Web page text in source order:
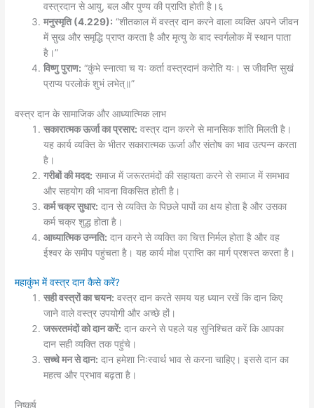
वस्त्रदान से आयु, बल और पुण्य की प्राप्ति होती है।६
मनुस्मृति (4.229): “शीतकाल में वस्त्र दान करने वाला व्यक्ति अपने जीवन
में सुख और समृद्धि प्राप्त करता है और मृत्यु के बाद स्वर्गलोक में स्थान पाता
है।”
विष्णु पुराण: “कुंभे स्नात्वा च यः कर्ता वस्त्रदानं करोति यः। स जीवन्ति सुखं
प्राप्य परलोकं शुभं लभेत्॥”
वस्त्र दान के सामाजिक और आध्यात्मिक लाभ
सकारात्मक ऊर्जा का प्रसार: वस्त्र दान करने से मानसिक शांति मिलती है।
यह कार्य व्यक्ति के भीतर सकारात्मक ऊर्जा और संतोष का भाव उत्पन्न करता
है।
गरीबों की मदद: समाज में जरूरतमंदों की सहायता करने से समाज में समभाव
और सहयोग की भावना विकसित होती है।
कर्म चक्र सुधार: दान से व्यक्ति के पिछले पापों का क्षय होता है और उसका
कर्म चक्र शुद्ध होता है।
आध्यात्मिक उन्नति: दान करने से व्यक्ति का चित्त निर्मल होता है और वह
ईश्वर के समीप पहुंचता है। यह कार्य मोक्ष प्राप्ति का मार्ग प्रशस्त करता है।
महाकुंभ में वस्त्र दान कैसे करें?
सही वस्त्रों का चयन: वस्त्र दान करते समय यह ध्यान रखें कि दान किए
जाने वाले वस्त्र उपयोगी और अच्छे हों।
जरूरतमंदों को दान करें: दान करने से पहले यह सुनिश्चित करें कि आपका
दान सही व्यक्ति तक पहुंचे।
सच्चे मन से दान: दान हमेशा निःस्वार्थ भाव से करना चाहिए। इससे दान का
महत्व और प्रभाव बढ़ता है।
निष्कर्ष